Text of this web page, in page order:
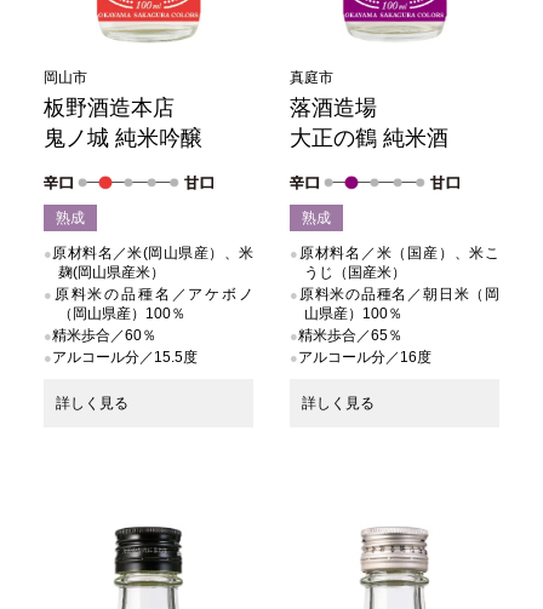
岡山市
板野酒造本店
鬼ノ城 純米吟醸
熟成
原材料名／米(岡山県産）、米
麹(岡山県産米）
原料米の品種名／アケボノ
（岡山県産）100％
精米歩合／60％
アルコール分／15.5度
詳しく見る
真庭市
落酒造場
大正の鶴 純米酒
熟成
原材料名／米（国産）、米こ
うじ（国産米）
原料米の品種名／朝日米（岡
山県産）100％
精米歩合／65％
アルコール分／16度
詳しく見る